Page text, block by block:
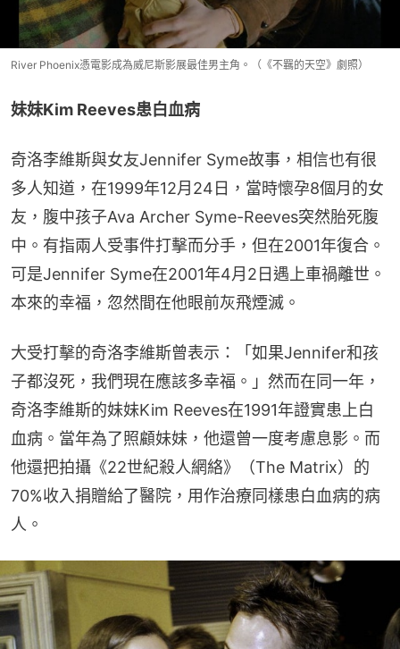
River Phoenix憑電影成為威尼斯影展最佳男主角。（《不羈的天空》劇照）
妹妹Kim Reeves患白血病
奇洛李維斯與女友Jennifer Syme故事，相信也有很
多人知道，在1999年12月24日，當時懷孕8個月的女
友，腹中孩子Ava Archer Syme-Reeves突然胎死腹
中。有指兩人受事件打擊而分手，但在2001年復合。
可是Jennifer Syme在2001年4月2日遇上車禍離世。
本來的幸福，忽然間在他眼前灰飛煙滅。
大受打擊的奇洛李維斯曾表示：「如果Jennifer和孩
子都沒死，我們現在應該多幸福。」然而在同一年，
奇洛李維斯的妹妹Kim Reeves在1991年證實患上白
血病。當年為了照顧妹妹，他還曾一度考慮息影。而
他還把拍攝《22世紀殺人網絡》（The Matrix）的
70%收入捐贈給了醫院，用作治療同樣患白血病的病
人。